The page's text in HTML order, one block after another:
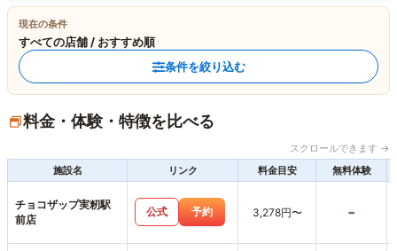
現在の条件
すべての店舗 / おすすめ順
条件を絞り込む
料金・体験・特徴を比べる
スクロールできます →
施設名
リンク 料金目安 無料体験
チョコザップ実籾駅
前店
公式 予約 3,278円〜 -